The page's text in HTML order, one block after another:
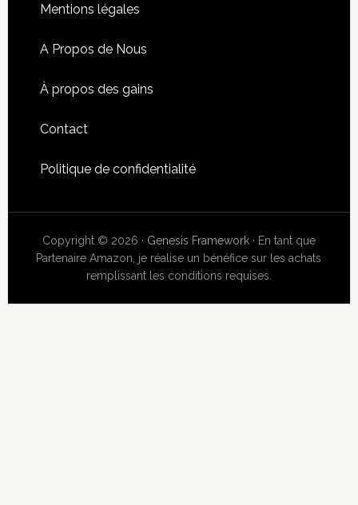
Mentions légales
A Propos de Nous
À propos des gains
Contact
Politique de confidentialité
Copyright © 2026 · Genesis Framework· En tant que
Partenaire Amazon, je réalise un bénéfice sur les achats
remplissant les conditions requises.